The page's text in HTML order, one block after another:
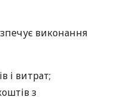
виконання
і витрат;
з